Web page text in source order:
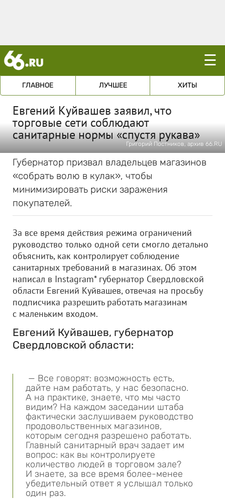
☰
ГЛАВНОЕ ЛУЧШЕЕ ХИТЫ
Евгений Куйвашев заявил, что
торговые сети соблюдают
санитарные нормы «спустя рукава»
Григорий Постников, архив 66.RU
Губернатор призвал владельцев магазинов
«собрать волю в кулак», чтобы
минимизировать риски заражения
покупателей.
За все время действия режима ограничений
руководство только одной сети смогло детально
объяснить, как контролирует соблюдение
санитарных требований в магазинах. Об этом
написал в Instagram* губернатор Свердловской
области Евгений Куйвашев, отвечая на просьбу
подписчика разрешить работать магазинам
с маленьким входом.
Евгений Куйвашев, губернатор
Свердловской области:
— Все говорят: возможность есть,
дайте нам работать, у нас безопасно.
А на практике, знаете, что мы часто
видим? На каждом заседании штаба
фактически заслушиваем руководство
продовольственных магазинов,
которым сегодня разрешено работать.
Главный санитарный врач задает им
вопрос: как вы контролируете
количество людей в торговом зале?
И знаете, за все время более-менее
убедительный ответ я услышал только
один раз.